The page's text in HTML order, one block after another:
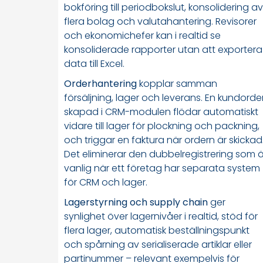
bokföring till periodbokslut, konsolidering av
flera bolag och valutahantering. Revisorer
och ekonomichefer kan i realtid se
konsoliderade rapporter utan att exportera
data till Excel.
Orderhanteringkopplar samman
försäljning, lager och leverans. En
skapad i CRM-modulen flödar automatiskt
vidare till lager för plockning och packning,
och triggar en faktura när ordern är skickad.
Det eliminerar den dubbelregistrering som
vanlig när ett företag har separata system
för CRM och lager.
Lagerstyrning och supply chainger
synlighet över lagernivåer i realtid, stöd för
flera lager, automatisk beställningspunkt
och spårning av serialiserade artiklar eller
partinummer – relevant exempelvis för